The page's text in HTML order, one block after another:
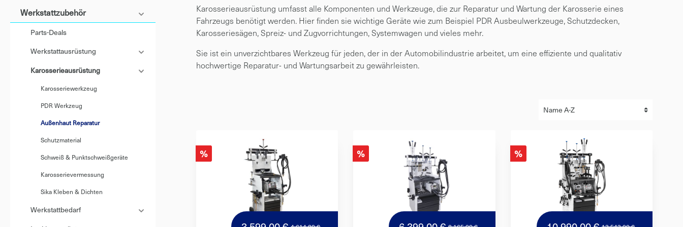
Werkstattzubehör
Parts-Deals
Werkstattausrüstung
Karosserieausrüstung
Karosseriewerkzeug
PDR Werkzeug
Außenhaut Reparatur
Schutzmaterial
Schweiß & Punktschweißgeräte
Karosserievermessung
Sika Kleben & Dichten
Werkstattbedarf
Karosserieausrüstung umfasst alle Komponenten und Werkzeuge, die zur Reparatur und Wartung der Karosserie eines
Fahrzeugs benötigt werden. Hier finden sie wichtige Geräte wie zum Beispiel PDR Ausbeulwerkzeuge, Schutzdecken,
Karosseriesägen, Spreiz- und Zugvorrichtungen, Systemwagen und vieles mehr.
Sie ist ein unverzichtbares Werkzeug für jeden, der in der Automobilindustrie arbeitet, um eine effiziente und qualitativ
hochwertige Reparatur- und Wartungsarbeit zu gewährleisten.
% % %